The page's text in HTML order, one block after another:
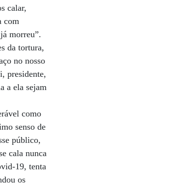
calar,
com
morreu”.
da tortura,
no nosso
presidente,
a ela sejam
como
senso de
público,
cala nunca
19, tenta
os